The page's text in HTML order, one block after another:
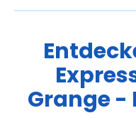
Grange -